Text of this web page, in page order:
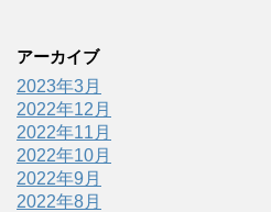
アーカイブ
2023年3月
2022年12月
2022年11月
2022年10月
2022年9月
2022年8月